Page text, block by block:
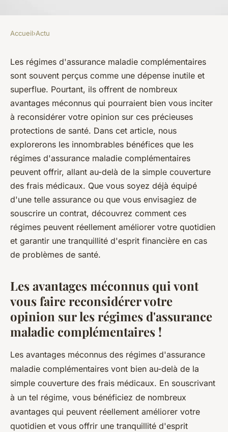
Les avantages méconnus des
régimes d'assurance maladie
complémentaires
lothaire•15 septembre 2023•3 min de lecture
Accueil›Actu
Les régimes d'assurance maladie complémentaires
sont souvent perçus comme une dépense inutile et
superflue. Pourtant, ils offrent de nombreux
avantages méconnus qui pourraient bien vous inciter
à reconsidérer votre opinion sur ces précieuses
protections de santé. Dans cet article, nous
explorerons les innombrables bénéfices que les
régimes d'assurance maladie complémentaires
peuvent offrir, allant au-delà de la simple couverture
des frais médicaux. Que vous soyez déjà équipé
d'une telle assurance ou que vous envisagiez de
souscrire un contrat, découvrez comment ces
régimes peuvent réellement améliorer votre quotidien
et garantir une tranquillité d'esprit financière en cas
de problèmes de santé.
Les avantages méconnus qui vont
vous faire reconsidérer votre
opinion sur les régimes d'assurance
maladie complémentaires !
Les avantages méconnus des régimes d'assurance
maladie complémentaires vont bien au-delà de la
simple couverture des frais médicaux. En souscrivant
à un tel régime, vous bénéficiez de nombreux
avantages qui peuvent réellement améliorer votre
quotidien et vous offrir une tranquillité d'esprit